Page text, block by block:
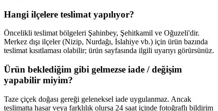
Hangi ilçelere teslimat yapılıyor?
Öncelikli teslimat bölgeleri Şahinbey, Şehitkamil ve Oğuzeli'dir.
Merkez dışı ilçeler (Nizip, Nurdağı, İslahiye vb.) için ürün bazında
teslimat kısıtlaması olabilir; ürün sayfasında ilgili uyarıyı görürsünüz.
Ürün beklediğim gibi gelmezse iade / değişim
yapabilir miyim?
Taze çiçek doğası gereği geleneksel iade uygulanmaz. Ancak
teslimatta hasar veya farklılık olursa 24 saat içinde fotoğraflı bildirim